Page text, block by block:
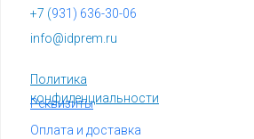
info@idprem.ru
Политика
конфиденциальности
+7 (931) 636-30-06
Реквизиты
Оплата и доставка